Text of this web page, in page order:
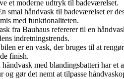
et moderne udtryk til badeværelset.
smal håndvask til badeværelset er
med funktionaliteten.
fra Bauhaus refererer til en
indretningstrends.
er en vask, der bruges til at
finish.
med blandingsbatteri har
og gør det nemt at tilpasse